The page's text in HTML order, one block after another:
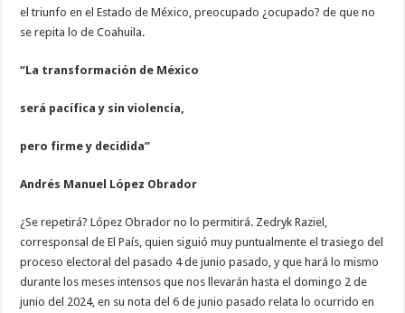
el triunfo en el Estado de México, preocupado ¿ocupado? de que no
se repita lo de Coahuila.
“La transformación de México
será pacífica y sin violencia,
pero firme y decidida”
Andrés Manuel López Obrador
¿Se repetirá? López Obrador no lo permitirá. Zedryk Raziel,
corresponsal de El País, quien siguió muy puntualmente el trasiego del
proceso electoral del pasado 4 de junio pasado, y que hará lo mismo
durante los meses intensos que nos llevarán hasta el domingo 2 de
junio del 2024, en su nota del 6 de junio pasado relata lo ocurrido en